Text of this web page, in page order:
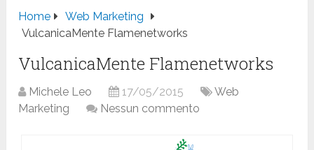
Home
Web Marketing
VulcanicaMente Flamenetworks
VulcanicaMente Flamenetworks
Michele Leo 17/05/2015
Web
Marketing
Nessun commento